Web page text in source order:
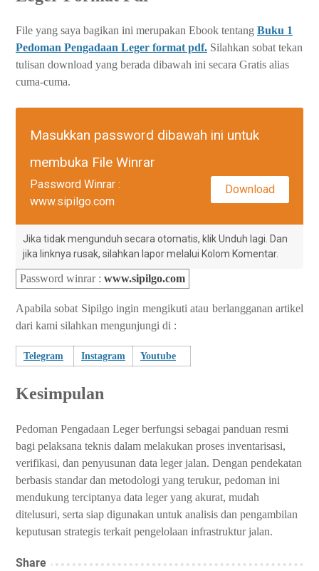
File yang saya bagikan ini merupakan Ebook tentang Buku 1
Pedoman Pengadaan Leger format pdf. Silahkan sobat tekan
tulisan download yang berada dibawah ini secara Gratis alias
cuma-cuma.
Masukkan password dibawah ini untuk
membuka File Winrar
Download
Password Winrar :
www.sipilgo.com
Jika tidak mengunduh secara otomatis, klik Unduh lagi. Dan
jika linknya rusak, silahkan lapor melalui Kolom Komentar.
Password winrar : www.sipilgo.com
Apabila sobat Sipilgo ingin mengikuti atau berlangganan artikel
dari kami silahkan mengunjungi di :
Telegram Instagram Youtube
Kesimpulan
Pedoman Pengadaan Leger berfungsi sebagai panduan resmi
bagi pelaksana teknis dalam melakukan proses inventarisasi,
verifikasi, dan penyusunan data leger jalan. Dengan pendekatan
berbasis standar dan metodologi yang terukur, pedoman ini
mendukung terciptanya data leger yang akurat, mudah
ditelusuri, serta siap digunakan untuk analisis dan pengambilan
keputusan strategis terkait pengelolaan infrastruktur jalan.
Share